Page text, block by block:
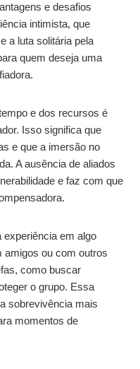
e desafios
intimista, que
a luta solitária pela
quem deseja uma
e dos recursos é
Isso significa que
e que a imersão no
A ausência de aliados
e faz com que
em algo
amigos ou com outros
como buscar
o grupo. Essa
sobrevivência mais
momentos de